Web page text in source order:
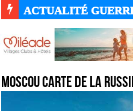
ACTUALITÉ
Moscou carte de la